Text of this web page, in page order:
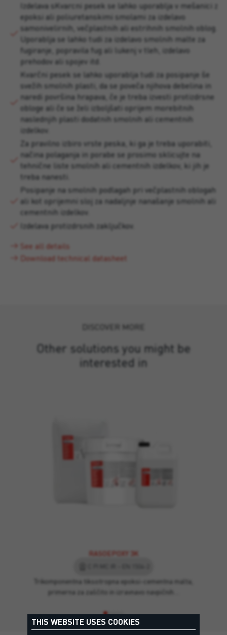
Izdelava sKvarcni pesek se lahko uporablja v mešanici z
epoksi ali poliuretanskimi smolami za izdelavo
samonivelirnih, večplastnih ali estrihnih smolnih oblog.
Uporablja se lahko tudi za izdelavo smolnih malte za
fugiranje, popravila fug ali lukenj v tleh, izdelavo
prehodov ali spojev itd.
Kvarčni pesek se lahko uporablja tudi za posipanje še
svežih smolnih plasti, da se poveča njihova debelina in
naredi površina hrapava, če je treba izvesti protizdrsne
obloge ali če se želi izboljšati oprijem morebitnih
naslednjih plasti dodatnih smolnih ali cementnih
izdelkov.
Za pravilno izbiro vrste peska, ki ga je treba uporabiti,
načina polaganja in porabe se prosimo sklicujte na
tehnične liste smolnih ali cementnih izdelkov, ki jih je
treba nanesti.
Posipanje na smolnih podlagah pri večplastnih oblogah
ali kot oprijemni sloj za nadaljnje nanašanje smolnih ali
cementnih izdelkov.
Izdelava protizdrsnih zaključkov.
See all details
Download technical datasheet
DISCOVER MORE
Other solutions you might be
interested in
RASOEPOXY 3K
Trikomponentna tiksotropna epoksi-cementna malta,
primerna za zaščito in izravnavo navpičnih…
THIS WEBSITE USES COOKIES